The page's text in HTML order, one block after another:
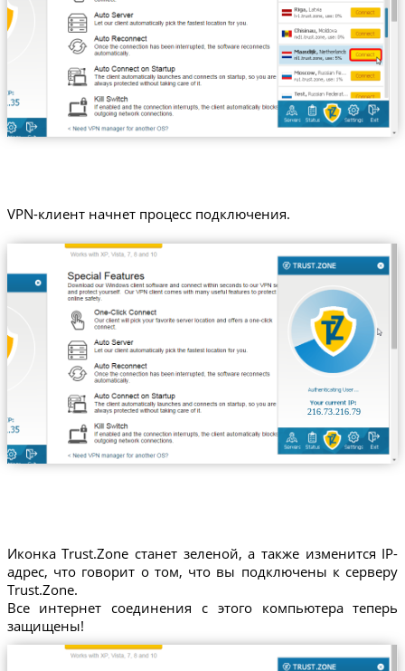
VPN-клиент начнет процесс подключения.
216.73.216.79
Иконка Trust.Zone станет зеленой, а также изменится IP-
адрес, что говорит о том, что вы подключены к серверу
Trust.Zone.
Все интернет соединения с этого компьютера теперь
защищены!